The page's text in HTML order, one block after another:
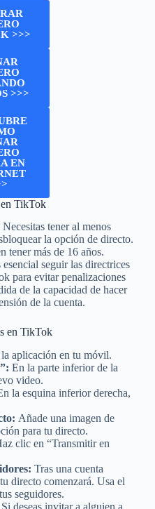
>>>
>>>
EN
TikTok
Necesitas tener al menos
la opción de directo.
tener más de 16 años.
esencial seguir las directrices
para evitar penalizaciones
de la capacidad de hacer
de la cuenta.
en TikTok
aplicación en tu móvil.
En la parte inferior de la
video.
la esquina inferior derecha,
Añade una imagen de
para tu directo.
clic en “Transmitir en
Tras una cuenta
directo comenzará. Usa el
seguidores.